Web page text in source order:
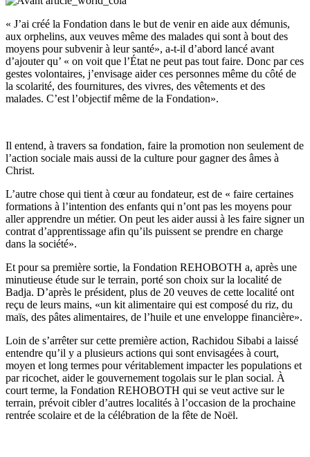
« J’ai créé la Fondation dans le but de venir en aide aux démunis,
aux orphelins, aux veuves même des malades qui sont à bout des
moyens pour subvenir à leur santé», a-t-il d’abord lancé avant
d’ajouter qu’ « on voit que l’État ne peut pas tout faire. Donc par ces
gestes volontaires, j’envisage aider ces personnes même du côté de
la scolarité, des fournitures, des vivres, des vêtements et des
malades. C’est l’objectif même de la Fondation».
Il entend, à travers sa fondation, faire la promotion non seulement de
l’action sociale mais aussi de la culture pour gagner des âmes à
Christ.
L’autre chose qui tient à cœur au fondateur, est de « faire certaines
formations à l’intention des enfants qui n’ont pas les moyens pour
aller apprendre un métier. On peut les aider aussi à les faire signer un
contrat d’apprentissage afin qu’ils puissent se prendre en charge
dans la société».
Et pour sa première sortie, la Fondation REHOBOTH a, après une
minutieuse étude sur le terrain, porté son choix sur la localité de
Badja. D’après le président, plus de 20 veuves de cette localité ont
reçu de leurs mains, «un kit alimentaire qui est composé du riz, du
maïs, des pâtes alimentaires, de l’huile et une enveloppe financière».
Loin de s’arrêter sur cette première action, Rachidou Sibabi a laissé
entendre qu’il y a plusieurs actions qui sont envisagées à court,
moyen et long termes pour véritablement impacter les populations et
par ricochet, aider le gouvernement togolais sur le plan social. À
court terme, la Fondation REHOBOTH qui se veut active sur le
terrain, prévoit cibler d’autres localités à l’occasion de la prochaine
rentrée scolaire et de la célébration de la fête de Noël.